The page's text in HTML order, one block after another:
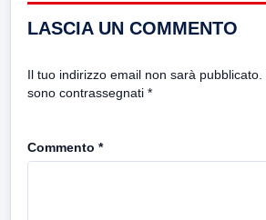
LASCIA UN COMMENTO
Il tuo indirizzo email non sarà pubblicato.
sono contrassegnati *
Commento *